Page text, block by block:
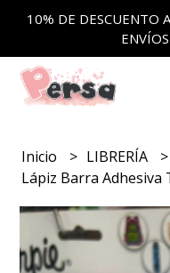
10% DE DESCUENTO
Inicio
LIBRERÍA
Lápiz Barra Adhesiva